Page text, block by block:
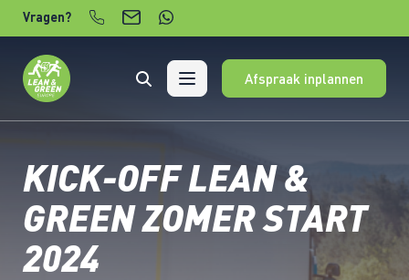
Verder naar content
Vragen?
Afspraak inplannen
KICK-OFF LEAN &
GREEN ZOMER START
2024